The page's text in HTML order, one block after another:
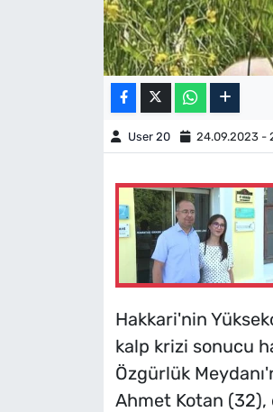
User 20 24.09.2023 -
Hakkari'nin
kalp krizi sonucu
Özgürlük
Ahmet Kotan (32),